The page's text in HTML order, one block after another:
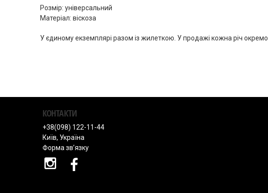
Розмір: універсальний
Матеріал: віскоза
У єдиному екземплярі разом із жилеткою. У продажі кожна річ окремо
КОНТАКТИ
+38(098) 122-11-44
Київ, Україна
Форма зв’язку